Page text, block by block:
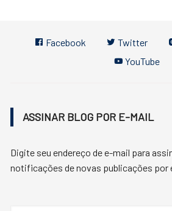
Facebook Twitter
YouTube
ASSINAR BLOG POR E-MAIL
Digite seu endereço de e-mail para
notificações de novas publicações por